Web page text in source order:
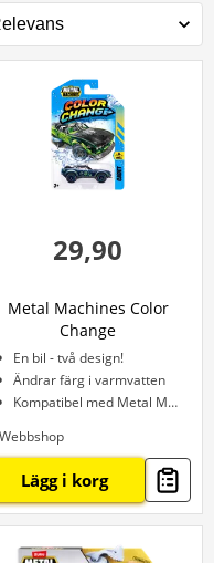
29,90
Metal Machines Color
Change
En bil - två design!
Ändrar färg i varmvatten
Kompatibel med Metal Machines-banor
Webbshop
Lägg i korg